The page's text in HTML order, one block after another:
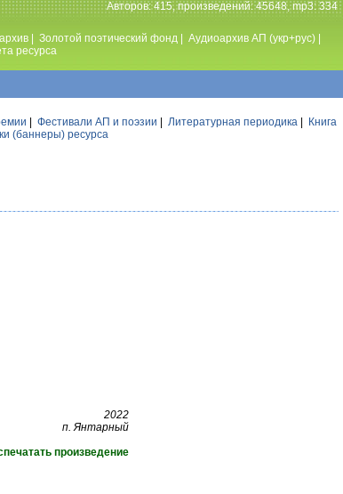
Авторов: 415, произведений: 45648, mp3: 334
Золотой поэтический фонд Аудиоархив АП (укр+рус)
ресурса
Фестивали АП и поэзии Литературная периодика
Книга
(баннеры) ресурса
2022
п. Янтарный
произведение